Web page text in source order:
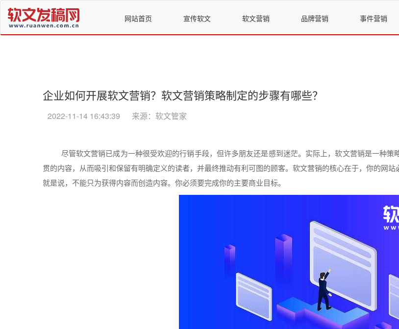
网站首页 宣传软文 软文营销 品牌营销 事件营销
企业如何开展软文营销？软文营销策略制定的步骤有哪些？
2022-11-14 16:43:39 来源：软文管家
尽管软文营销已成为一种很受欢迎的行销手段，但许多朋友还是感到迷茫。实际上，软文营销是一种策
贯的内容，从而吸引和保留有明确定义的读者，并最终推动有利可图的顾客。 软文营销的核心在于，你的网
就是说，不能只为获得内容而创造内容。你必须要完成你的主要商业目标。